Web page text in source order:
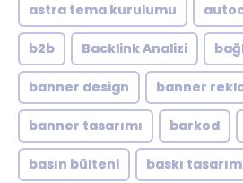
astra tema kurulumu
b2b Backlink Analizi
banner design banner
banner tasarımı barkod
basın bülteni baskı